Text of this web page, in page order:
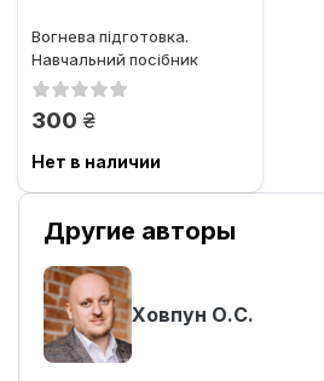
Вогнева підготовка.
Навчальний посібник
300 грн.
Нет в наличии
Другие авторы
Ховпун О.С.